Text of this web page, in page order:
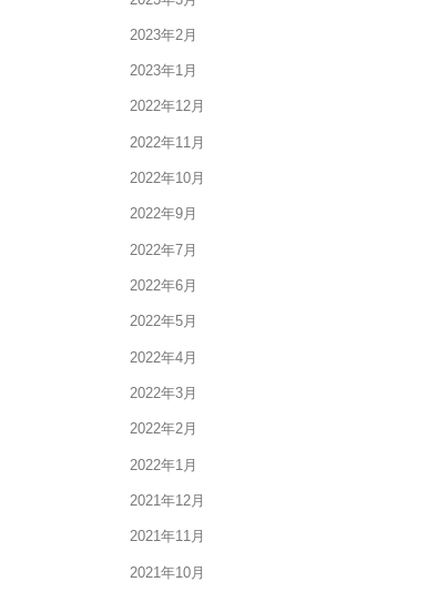
2023年2月
2023年1月
2022年12月
2022年11月
2022年10月
2022年9月
2022年7月
2022年6月
2022年5月
2022年4月
2022年3月
2022年2月
2022年1月
2021年12月
2021年11月
2021年10月